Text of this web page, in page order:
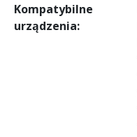
Kompatybilne
urządzenia: